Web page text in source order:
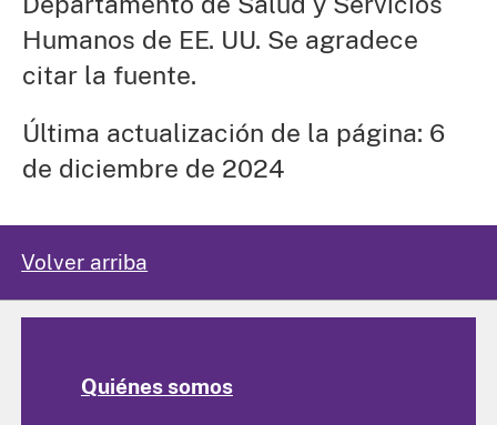
Humanos de EE. UU. Se agradece
citar la fuente.
Última actualización de la página: 6
de diciembre de 2024
Volver arriba
Quiénes somos